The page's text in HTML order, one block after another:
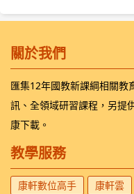
關於我們
匯集12年國教新課綱相關教
訊、全領域研習課程，另提
康下載。
教學服務
康軒數位高手 康軒雲